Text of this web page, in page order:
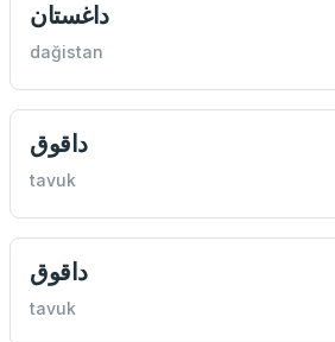
داغستان
dağistan
داقوق
tavuk
داقوق
tavuk